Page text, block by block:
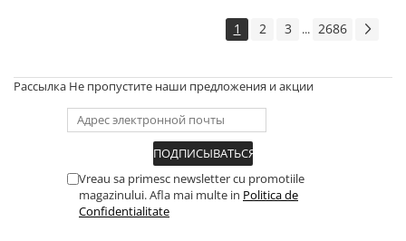
1 2 3 ... 2686
Рассылка Не пропустите наши предложения и акции
Vreau sa primesc newsletter cu promotiile
magazinului. Afla mai multe in Politica de
Confidentialitate